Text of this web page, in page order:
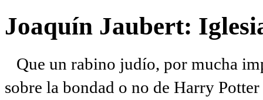
Joaquín Jaubert:
Que un rabino judío, por mucha
sobre la bondad o no de Harry